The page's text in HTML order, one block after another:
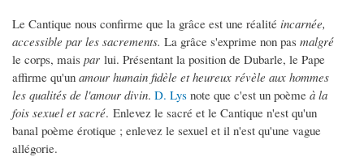
Le Cantique nous confirme que la grâce est une réalité incarnée,
accessible par les sacrements. La grâce s'exprime non pas malgré
le corps, mais par lui. Présentant la position de Dubarle, le Pape
affirme qu'un amour humain fidèle et heureux révèle aux hommes
les qualités de l'amour divin. D. Lys note que c'est un poème à la
fois sexuel et sacré. Enlevez le sacré et le Cantique n'est qu'un
banal poème érotique ; enlevez le sexuel et il n'est qu'une vague
allégorie.